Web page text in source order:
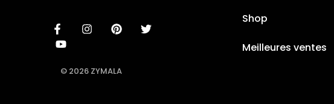
© 2026 ZYMALA
Shop
Meilleures ventes